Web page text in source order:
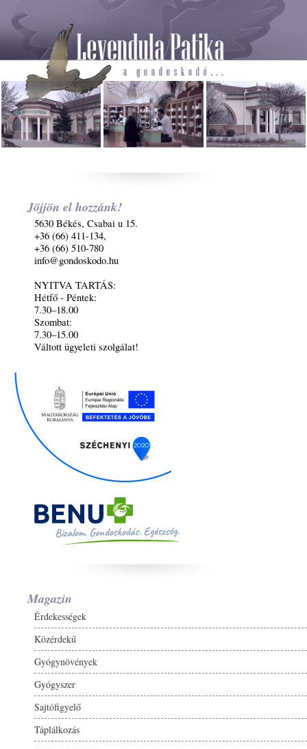
Jöjjön el hozzánk!
5630 Békés, Csabai u 15.
+36 (66) 411-134,
+36 (66) 510-780
info@gondoskodo.hu
NYITVA TARTÁS:
Hétfő - Péntek:
7.30–18.00
Szombat:
7.30–15.00
Váltott ügyeleti szolgálat!
Magazin
Érdekességek
Közérdekű
Gyógynövények
Gyógyszer
Sajtófigyelő
Táplálkozás